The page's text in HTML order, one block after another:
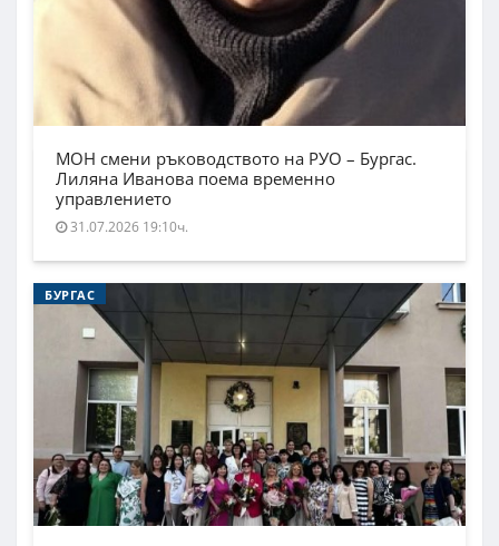
МОН смени ръководството на РУО – Бургас.
Лиляна Иванова поема временно
управлението
31.07.2026 19:10ч.
БУРГАС